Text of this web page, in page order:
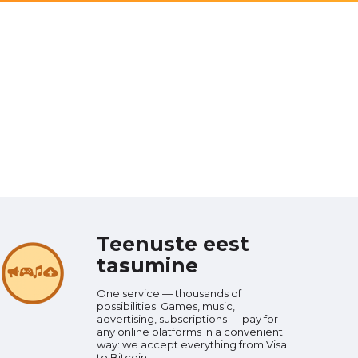
Teenuste eest
tasumine
One service — thousands of
possibilities. Games, music,
advertising, subscriptions — pay for
any online platforms in a convenient
way: we accept everything from Visa